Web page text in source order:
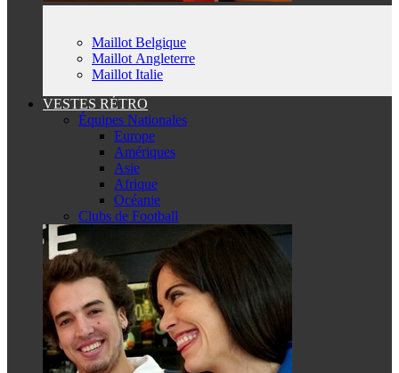
Maillot Belgique
Maillot Angleterre
Maillot Italie
VESTES RÉTRO
Équipes Nationales
Europe
Amériques
Asie
Afrique
Océanie
Clubs de Football